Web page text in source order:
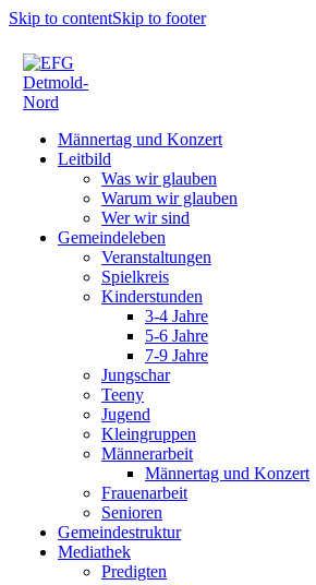
Skip to contentSkip to footer
Männertag und Konzert
Leitbild
Was wir glauben
Warum wir glauben
Wer wir sind
Gemeindeleben
Veranstaltungen
Spielkreis
Kinderstunden
3-4 Jahre
5-6 Jahre
7-9 Jahre
Jungschar
Teeny
Jugend
Kleingruppen
Männerarbeit
Männertag und Konzert
Frauenarbeit
Senioren
Gemeindestruktur
Mediathek
Predigten